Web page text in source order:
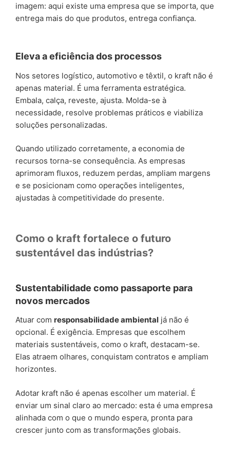
imagem: aqui existe uma empresa que se importa, que
entrega mais do que produtos, entrega confiança.
Eleva a eficiência dos processos
Nos setores logístico, automotivo e têxtil, o kraft não é
apenas material. É uma ferramenta estratégica.
Embala, calça, reveste, ajusta. Molda-se à
necessidade, resolve problemas práticos e viabiliza
soluções personalizadas.
Quando utilizado corretamente, a economia de
recursos torna-se consequência. As empresas
aprimoram fluxos, reduzem perdas, ampliam margens
e se posicionam como operações inteligentes,
ajustadas à competitividade do presente.
Como o kraft fortalece o futuro
sustentável das indústrias?
Sustentabilidade como passaporte para
novos mercados
Atuar com responsabilidade ambiental já não é
opcional. É exigência. Empresas que escolhem
materiais sustentáveis, como o kraft, destacam-se.
Elas atraem olhares, conquistam contratos e ampliam
horizontes.
Adotar kraft não é apenas escolher um material. É
enviar um sinal claro ao mercado: esta é uma empresa
alinhada com o que o mundo espera, pronta para
crescer junto com as transformações globais.